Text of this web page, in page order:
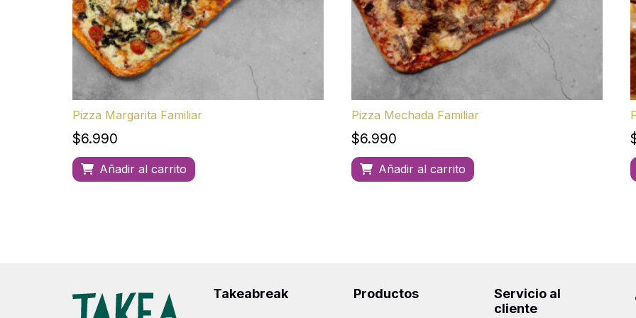
Pizza Margarita Familiar
$6.990
Añadir al carrito
Pizza Mechada Familiar
$6.990
Añadir al carrito
Takeabreak Productos
Servicio al
cliente